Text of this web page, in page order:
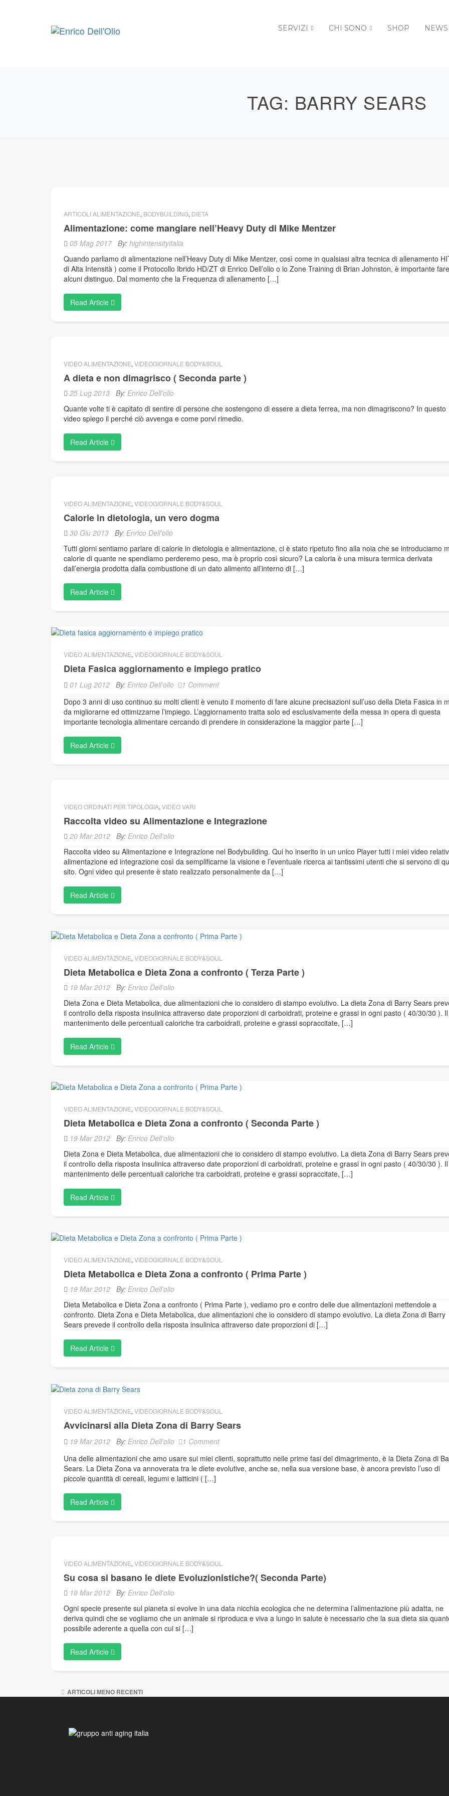
SERVIZI CHI SONO SHOP
TAG: BARRY SEARS
ARTICOLI ALIMENTAZIONE, BODYBUILDING, DIETA
Alimentazione: come mangiare nell’Heavy Duty di Mike Mentzer
05 Mag 2017 By: highintensityitalia
Quando parliamo di alimentazione nell’Heavy Duty di Mike Mentzer, così come in qualsiasi altra tecnica di allenamento
di Alta Intensità ) come il Protocollo Ibrido HD/ZT di Enrico Dell’olio o lo Zone Training di Brian Johnston, è importante fare
alcuni distinguo. Dal momento che la Frequenza di allenamento […]
Read Article
VIDEO ALIMENTAZIONE, VIDEOGIORNALE BODY&SOUL
A dieta e non dimagrisco ( Seconda parte )
25 Lug 2013 By: Enrico Dell'olio
Quante volte ti è capitato di sentire di persone che sostengono di essere a dieta ferrea, ma non dimagriscono? In questo
video spiego il perché ciò avvenga e come porvi rimedio.
Read Article
VIDEO ALIMENTAZIONE, VIDEOGIORNALE BODY&SOUL
Calorie in dietologia, un vero dogma
30 Giu 2013 By: Enrico Dell'olio
Tutti giorni sentiamo parlare di calorie in dietologia e alimentazione, ci è stato ripetuto fino alla noia che se introduciamo
calorie di quante ne spendiamo perderemo peso, ma è proprio così sicuro? La caloria è una misura termica derivata
dall’energia prodotta dalla combustione di un dato alimento all’interno di […]
Read Article
VIDEO ALIMENTAZIONE, VIDEOGIORNALE BODY&SOUL
Dieta Fasica aggiornamento e impiego pratico
01 Lug 2012 By: Enrico Dell'olio
1 Comment
Dopo 3 anni di uso continuo su molti clienti è venuto il momento di fare alcune precisazioni sull’uso della Dieta Fasica in
da migliorarne ed ottimizzarne l’impiego. L’aggiornamento tratta solo ed esclusivamente della messa in opera di questa
importante tecnologia alimentare cercando di prendere in considerazione la maggior parte […]
Read Article
VIDEO ORDINATI PER TIPOLOGIA, VIDEO VARI
Raccolta video su Alimentazione e Integrazione
20 Mar 2012 By: Enrico Dell'olio
Raccolta video su Alimentazione e Integrazione nel Bodybuilding. Qui ho inserito in un unico Player tutti i miei video
alimentazione ed integrazione così da semplificarne la visione e l’eventuale ricerca ai tantissimi utenti che si servono di
sito. Ogni video qui presente è stato realizzato personalmente da […]
Read Article
VIDEO ALIMENTAZIONE, VIDEOGIORNALE BODY&SOUL
Dieta Metabolica e Dieta Zona a confronto ( Terza Parte )
19 Mar 2012 By: Enrico Dell'olio
Dieta Zona e Dieta Metabolica, due alimentazioni che io considero di stampo evolutivo. La dieta Zona di Barry Sears
il controllo della risposta insulinica attraverso date proporzioni di carboidrati, proteine e grassi in ogni pasto ( 40/30/30 ). Il
mantenimento delle percentuali caloriche tra carboidrati, proteine e grassi sopraccitate, […]
Read Article
VIDEO ALIMENTAZIONE, VIDEOGIORNALE BODY&SOUL
Dieta Metabolica e Dieta Zona a confronto ( Seconda Parte )
19 Mar 2012 By: Enrico Dell'olio
Dieta Zona e Dieta Metabolica, due alimentazioni che io considero di stampo evolutivo. La dieta Zona di Barry Sears
il controllo della risposta insulinica attraverso date proporzioni di carboidrati, proteine e grassi in ogni pasto ( 40/30/30 ). Il
mantenimento delle percentuali caloriche tra carboidrati, proteine e grassi sopraccitate, […]
Read Article
VIDEO ALIMENTAZIONE, VIDEOGIORNALE BODY&SOUL
Dieta Metabolica e Dieta Zona a confronto ( Prima Parte )
19 Mar 2012 By: Enrico Dell'olio
Dieta Metabolica e Dieta Zona a confronto ( Prima Parte ), vediamo pro e contro delle due alimentazioni mettendole a
confronto. Dieta Zona e Dieta Metabolica, due alimentazioni che io considero di stampo evolutivo. La dieta Zona di Barry
Sears prevede il controllo della risposta insulinica attraverso date proporzioni di […]
Read Article
VIDEO ALIMENTAZIONE, VIDEOGIORNALE BODY&SOUL
Avvicinarsi alla Dieta Zona di Barry Sears
19 Mar 2012 By: Enrico Dell'olio
1 Comment
Una delle alimentazioni che amo usare sui miei clienti, soprattutto nelle prime fasi del dimagrimento, è la Dieta Zona di
Sears. La Dieta Zona va annoverata tra le diete evolutive, anche se, nella sua versione base, è ancora previsto l’uso di
piccole quantità di cereali, legumi e latticini ( […]
Read Article
VIDEO ALIMENTAZIONE, VIDEOGIORNALE BODY&SOUL
Su cosa si basano le diete Evoluzionistiche?( Seconda Parte)
19 Mar 2012 By: Enrico Dell'olio
Ogni specie presente sul pianeta si evolve in una data nicchia ecologica che ne determina l’alimentazione più adatta, ne
deriva quindi che se vogliamo che un animale si riproduca e viva a lungo in salute è necessario che la sua dieta sia
possibile aderente a quella con cui si […]
Read Article
Navigazione
ARTICOLI MENO RECENTI